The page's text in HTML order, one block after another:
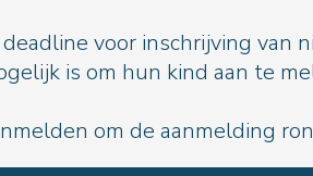
voor inschrijving
is om hun kind aan te
om de aanmelding